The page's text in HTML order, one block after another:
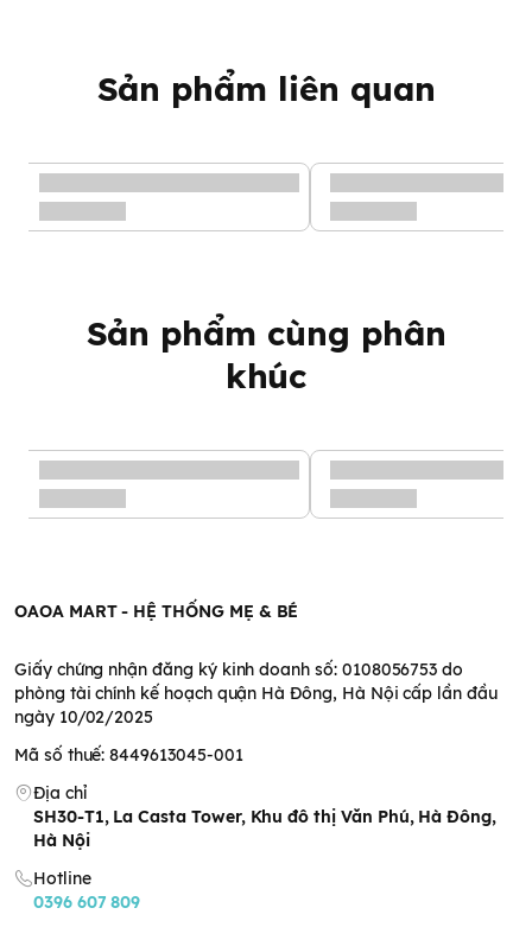
Sản phẩm liên quan
Sản phẩm cùng phân
khúc
OAOA MART - HỆ THỐNG MẸ & BÉ
Giấy chứng nhận đăng ký kinh doanh số: 0108056753 do
phòng tài chính kế hoạch quận Hà Đông, Hà Nội cấp lần đầu
ngày 10/02/2025
Mã số thuế: 8449613045-001
Địa chỉ
SH30-T1, La Casta Tower, Khu đô thị Văn Phú, Hà Đông,
Hà Nội
Hotline
0396 607 809